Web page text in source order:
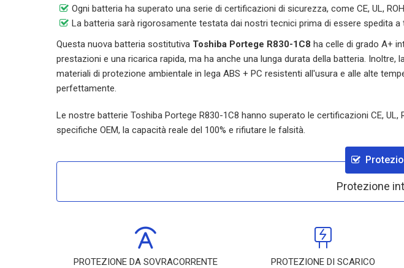
Ogni batteria ha superato una serie di certificazioni di sicurezza, come CE, UL,
La batteria sarà rigorosamente testata dai nostri tecnici prima di essere spedita a
Questa nuova batteria sostitutiva Toshiba Portege R830-1C8 ha celle di grado A+
prestazioni e una ricarica rapida, ma ha anche una lunga durata della batteria. Inoltre,
materiali di protezione ambientale in lega ABS + PC resistenti all'usura e alle alte
perfettamente.
Le nostre batterie Toshiba Portege R830-1C8 hanno superato le certificazioni CE,
specifiche OEM, la capacità reale del 100% e rifiutare le falsità.
Protezione
PROTEZIONE DA SOVRACORRENTE PROTEZIONE DI SCARICO